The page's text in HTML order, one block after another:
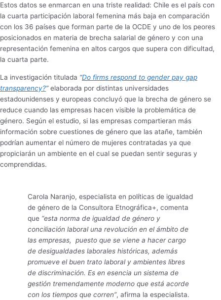
Estos datos se enmarcan en una triste realidad: Chile es el país con
la cuarta participación laboral femenina más baja en comparación
con los 36 países que forman parte de la OCDE y uno de los peores
posicionados en materia de brecha salarial de género y con una
representación femenina en altos cargos que supera con dificultad,
la cuarta parte.
La investigación titulada “Do firms respond to gender pay gap
transparency?”elaborada por distintas universidades
estadounidenses y europeas concluyó que la brecha de género se
reduce cuando las empresas hacen visible la problemática de
género. Según el estudio, si las empresas compartieran más
información sobre cuestiones de género que las atañe, también
podrían aumentar el número de mujeres contratadas ya que
propiciarán un ambiente en el cual se puedan sentir seguras y
comprendidas.
Carola Naranjo, especialista en políticas de igualdad
de género de la Consultora Etnográfica+, comenta
que “esta norma de igualdad de género y
conciliación laboral una revolución en el ámbito de
las empresas, puesto que se viene a hacer cargo
de desigualdades laborales históricas, además
promueve el buen trato laboral y ambientes libres
de discriminación. Es en esencia un sistema de
gestión tremendamente moderno que está acorde
con los tiempos que corren”, afirma la especialista.